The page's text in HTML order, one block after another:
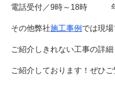
電話受付／9時～18時
その他弊社施工事例 では現
ご紹介しきれない工事の詳
ご紹介しております！ぜひご